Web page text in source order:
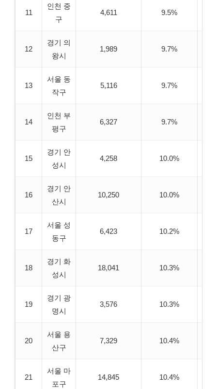
11
인천 중
구
4,611 9.5%
12
경기 의
왕시
1,989 9.7%
13
서울 동
작구
5,116 9.7%
14
인천 부
평구
6,327 9.7%
15
경기 안
성시
4,258 10.0%
16
경기 안
산시
10,250 10.0%
17
서울 성
동구
6,423 10.2%
18
경기 화
성시
18,041 10.3%
19
경기 광
명시
3,576 10.3%
20
서울 용
산구
7,329 10.4%
21
서울 마
포구
14,845 10.4%